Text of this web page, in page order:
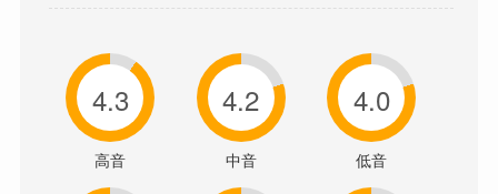
4.3
高音
4.2
中音
4.0
低音